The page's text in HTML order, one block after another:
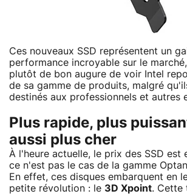
Ces nouveaux SSD représentent un
performance incroyable sur le
plutôt de bon augure de voir Intel
de sa gamme de produits, malgré
destinés aux professionnels et autres
Plus rapide, plus
aussi plus cher
À l'heure actuelle, le prix des SSD est
ce n'est pas le cas de la gamme
En effet, ces disques embarquent en
petite révolution : le 3D Xpoint. Cette